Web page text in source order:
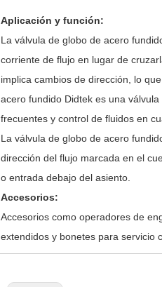
Aplicación y función:
La válvula de globo de acero
corriente de flujo en lugar de
implica cambios de dirección, lo
acero fundido Didtek es una
frecuentes y control de fluidos en
La válvula de globo de acero
dirección del flujo marcada en el
o entrada debajo del asiento.
Accesorios:
Accesorios como operadores de
extendidos y bonetes para servicio